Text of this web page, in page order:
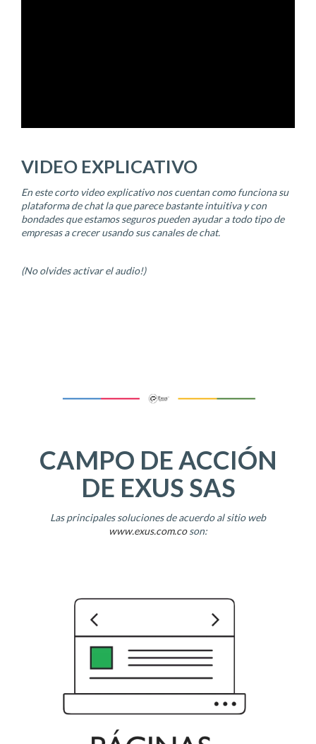
VIDEO EXPLICATIVO
En este corto video explicativo nos cuentan como funciona su
plataforma de chat la que parece bastante intuitiva y con
bondades que estamos seguros pueden ayudar a todo tipo de
empresas a crecer usando sus canales de chat.
(No olvides activar el audio!)
CAMPO DE ACCIÓN
DE EXUS SAS
Las principales soluciones de acuerdo al sitio web
www.exus.com.coson: